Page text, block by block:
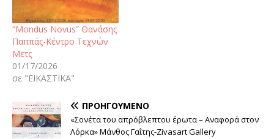
“Mondus Novus” Θανάσης
Παππάς-Κέντρο Τεχνών
Μετς
01/17/2026
σε "ΕΙΚΑΣΤΙΚΑ"
ΠΡΟΗΓΟΎΜΕΝΟ
«Σονέτα του απρόβλεπτου έρωτα – Αναφορά στον
Λόρκα» Μάνθος Γαΐτης-Zivasart Gallery